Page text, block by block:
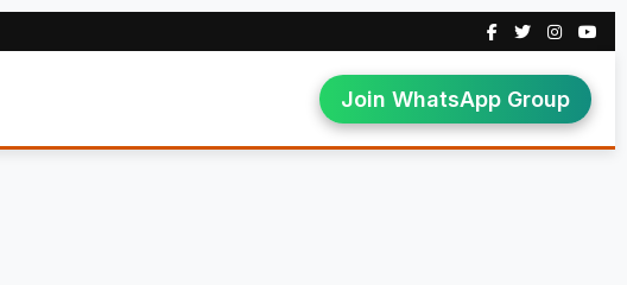
Join WhatsApp Group